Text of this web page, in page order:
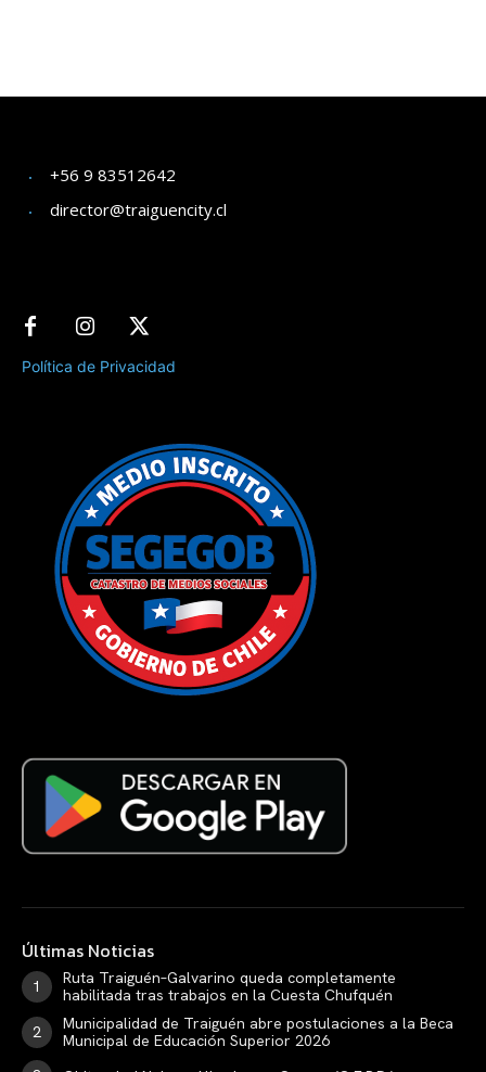
+56 9 83512642
director@traiguencity.cl
Política de Privacidad
Últimas Noticias
Ruta Traiguén–Galvarino queda completamente
habilitada tras trabajos en la Cuesta Chufquén
Municipalidad de Traiguén abre postulaciones a la Beca
Municipal de Educación Superior 2026